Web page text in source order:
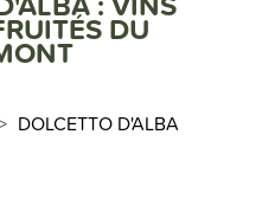
DOLCETTO D'ALBA
DU